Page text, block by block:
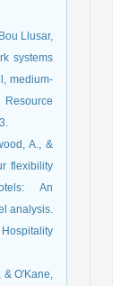
Llusar,
systems
medium‐
A., &
flexibility
An
analysis.
& O'Kane,